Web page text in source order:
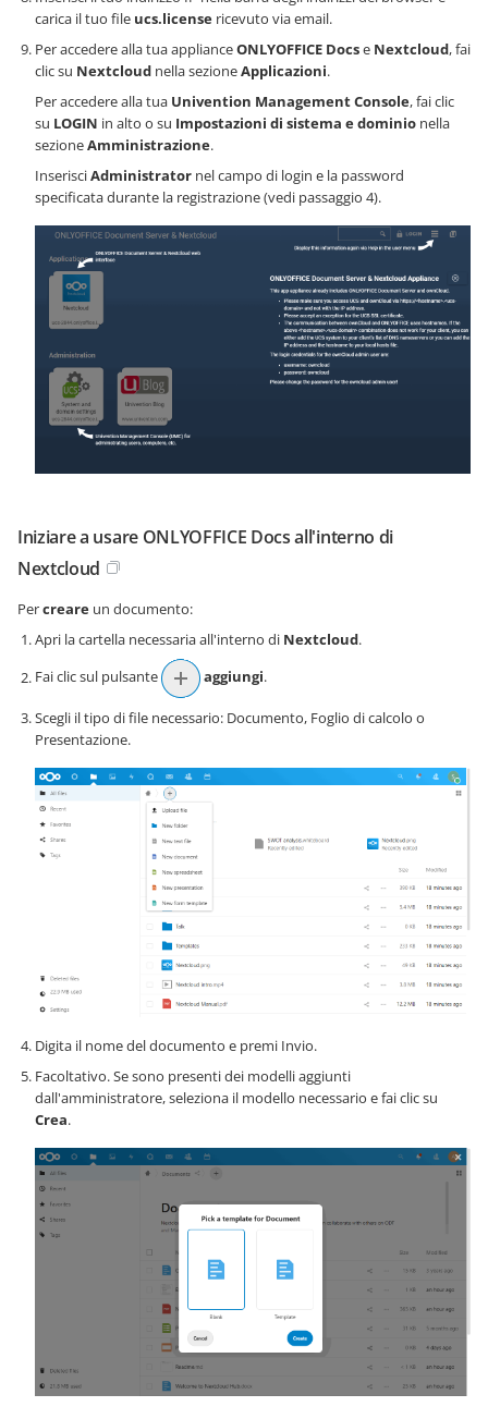
carica il tuo file ucs.license ricevuto via email.
Per accedere alla tua applianceONLYOFFICE Docse Nextcloud, fai
clic su Nextcloud nella sezioneApplicazioni.
Per accedere alla tua Univention Management Console, fai clic
su LOGIN in alto o su Impostazioni di sistema e dominio nella
sezioneAmministrazione.
InserisciAdministrator nel campo di login e la password
specificata durante la registrazione (vedi passaggio 4).
Iniziare a usare ONLYOFFICE Docs all'interno di
Nextcloud
Percreare un documento:
Apri la cartella necessaria all'interno di Nextcloud.
Fai clic sul pulsante
aggiungi.
Scegli il tipo di file necessario: Documento, Foglio di calcolo o
Presentazione.
Digita il nome del documento e premi Invio.
Facoltativo. Se sono presenti dei modelli aggiunti
dall'amministratore, seleziona il modello necessario e fai clic su
Crea.